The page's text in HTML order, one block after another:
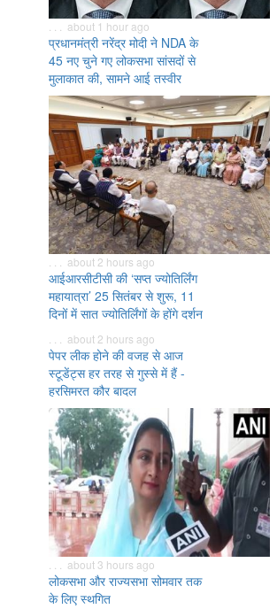
. . . about 1 hour ago
प्रधानमंत्री नरेंद्र मोदी ने NDA के
45 नए चुने गए लोकसभा सांसदों से
मुलाकात की, सामने आई तस्वीर
. . . about 2 hours ago
आईआरसीटीसी की ‘सप्त ज्योतिर्लिंग
महायात्रा’ 25 सितंबर से शुरू, 11
दिनों में सात ज्योतिर्लिंगों के होंगे दर्शन
. . . about 2 hours ago
पेपर लीक होने की वजह से आज
स्टूडेंट्स हर तरह से गुस्से में हैं -
हरसिमरत कौर बादल
. . . about 3 hours ago
लोकसभा और राज्यसभा सोमवार तक
के लिए स्थगित